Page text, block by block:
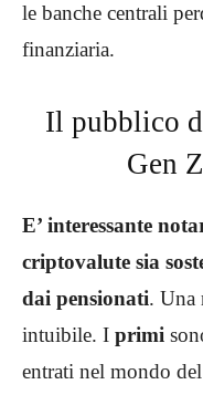
le banche centrali
finanziaria.
Il pubblico
Gen
E’ interessante
criptovalute sia
dai pensionati. Una
intuibile. I primi
entrati nel mondo